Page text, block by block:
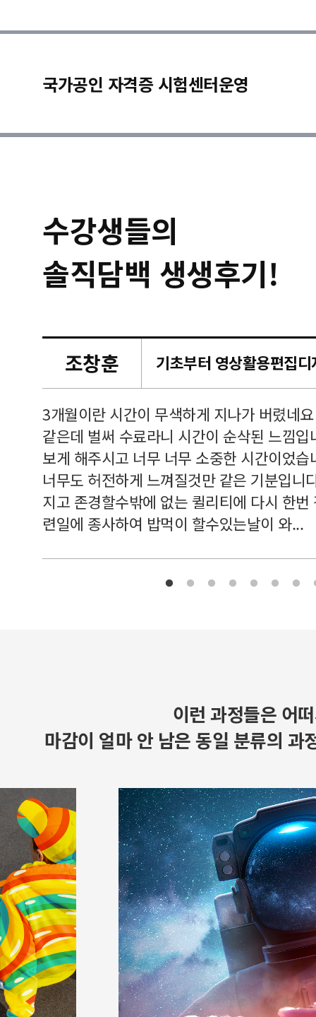
국가공인 자격증 시험센터운영
수강생들의
솔직담백 생생후기!
조창훈
3개월이란 시간이 무색하게 지나가 버렸네
같은데 벌써 수료라니 시간이 순삭된 느낌
보게 해주시고 너무 너무 소중한 시간이었
너무도 허전하게 느껴질것만 같은 기분입니
지고 존경할수밖에 없는 퀼리티에 다시 한
련일에 종사하여 밥먹이 할수있는날이 와...
이런 과정들은 어
마감이 얼마 안 남은 동일 분류의 과